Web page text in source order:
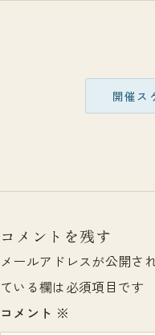
開催ス
コメントを残す
メールアドレスが公開さ
ている欄は必須項目です
コメント ※